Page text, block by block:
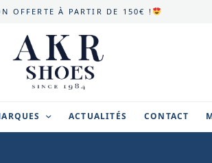
OFFERTE À PARTIR DE 150€ !
ACTUALITÉS CONTACT